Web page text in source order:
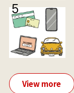
View more